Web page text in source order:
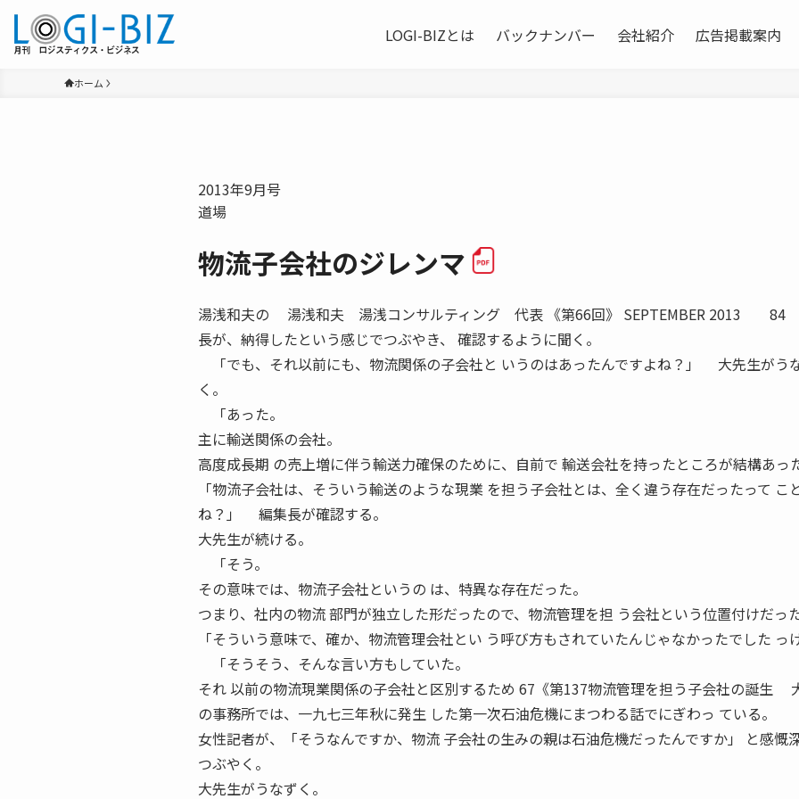
LOGI-BIZとは バックナンバー 会社紹介 広告掲載案内
ホーム
2013年9月号
道場
物流子会社のジレンマ
湯浅和夫の 湯浅和夫 湯浅コンサルティング 代表 《第66回》 SEPTEMBER 2013
長が、納得したという感じでつぶやき、 確認するように聞く。
「でも、それ以前にも、物流関係の子会社と いうのはあったんですよね？」 大先生がう
く。
「あった。
主に輸送関係の会社。
高度成長期 の売上増に伴う輸送力確保のために、自前で 輸送会社を持ったところが結構あ
「物流子会社は、そういう輸送のような現業 を担う子会社とは、全く違う存在だったって こ
ね？」 編集長が確認する。
大先生が続ける。
「そう。
その意味では、物流子会社というの は、特異な存在だった。
つまり、社内の物流 部門が独立した形だったので、物流管理を担 う会社という位置付けだ
「そういう意味で、確か、物流管理会社とい う呼び方もされていたんじゃなかったでした っ
「そうそう、そんな言い方もしていた。
それ 以前の物流現業関係の子会社と区別するため 67《第137物流管理を担う子会社の誕生
の事務所では、一九七三年秋に発生 した第一次石油危機にまつわる話でにぎわっ ている。
女性記者が、「そうなんですか、物流 子会社の生みの親は石油危機だったんですか」 と感慨
つぶやく。
大先生がうなずく。